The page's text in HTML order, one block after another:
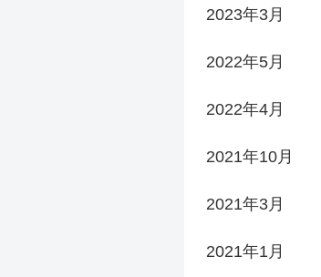
2023年3月
2022年5月
2022年4月
2021年10月
2021年3月
2021年1月